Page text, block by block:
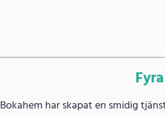
Bokahem har skapat en smidig